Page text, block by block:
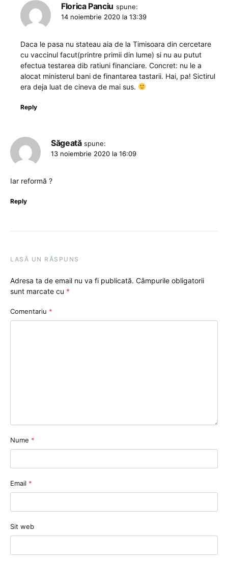
Florica Panciu spune:
14 noiembrie 2020 la 13:39
Daca le pasa nu stateau aia de la Timisoara din cercetare
cu vaccinul facut(printre primii din lume) si nu au putut
efectua testarea dib ratiuni financiare. Concret: nu le a
alocat ministerul bani de finantarea tastarii. Hai, pa! Sictirul
era deja luat de cineva de mai sus.
Reply
Săgeată spune:
13 noiembrie 2020 la 16:09
Iar reformă ?
Reply
LASĂ UN RĂSPUNS
Adresa ta de email nu va fi publicată. Câmpurile obligatorii
sunt marcate cu *
Comentariu *
Nume *
Email *
Sit web